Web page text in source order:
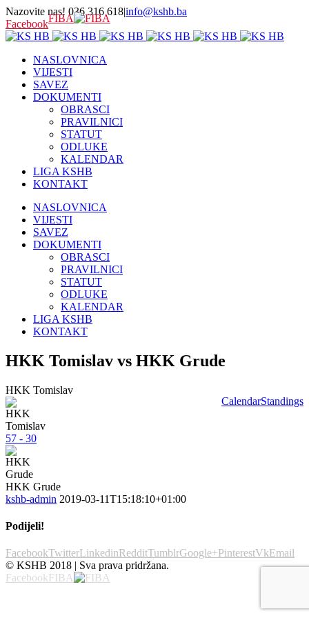
Nazovite nas! 036 316 618|info@kshb.ba
FacebookFIBA
NASLOVNICA
VIJESTI
SAVEZ
DOKUMENTI
OBRASCI
PRAVILNICI
STATUT
ODLUKE
KALENDAR
LIGA KSHB
KONTAKT
NASLOVNICA
VIJESTI
SAVEZ
DOKUMENTI
OBRASCI
PRAVILNICI
STATUT
ODLUKE
KALENDAR
LIGA KSHB
KONTAKT
HKK Tomislav vs HKK Grude
CalendarStandings
HKK Tomislav
57 - 30
HKK Grude
kshb-admin 2019-03-11T15:18:10+01:00
Podijeli!
FacebookTwitterLinkedinRedditTumblrGoogle+PinterestVkEmail
© KSHB 2018 | Sva prava pridržana.
FacebookFIBA